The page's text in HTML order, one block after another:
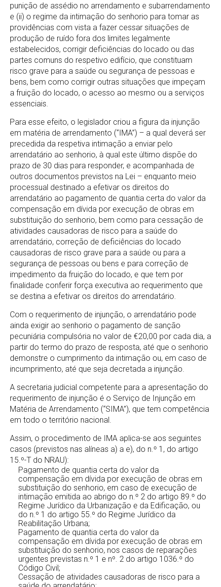
punição de assédio no arrendamento e subarrendamento
e (ii) o regime da intimação do senhorio para tomar as
providências com vista a fazer cessar situações de
produção de ruído fora dos limites legalmente
estabelecidos, corrigir deficiências do locado ou das
partes comuns do respetivo edifício, que constituam
risco grave para a saúde ou segurança de pessoas e
bens, bem como corrigir outras situações que impeçam
a fruição do locado, o acesso ao mesmo ou a serviços
essenciais.
Para esse efeito, o legislador criou a figura da injunção
em matéria de arrendamento (“IMA”) – a qual deverá ser
precedida da respetiva intimação a enviar pelo
arrendatário ao senhorio, à qual este último dispõe do
prazo de 30 dias para responder, e acompanhada de
outros documentos previstos na Lei – enquanto meio
processual destinado a efetivar os direitos do
arrendatário ao pagamento de quantia certa do valor da
compensação em dívida por execução de obras em
substituição do senhorio, bem como para cessação de
atividades causadoras de risco para a saúde do
arrendatário, correção de deficiências do locado
causadoras de risco grave para a saúde ou para a
segurança de pessoas ou bens e para correção de
impedimento da fruição do locado, e que tem por
finalidade conferir força executiva ao requerimento que
se destina a efetivar os direitos do arrendatário.
Com o requerimento de injunção, o arrendatário pode
ainda exigir ao senhorio o pagamento de sanção
pecuniária compulsória no valor de €20,00 por cada dia, a
partir do termo do prazo de resposta, até que o senhorio
demonstre o cumprimento da intimação ou, em caso de
incumprimento, até que seja decretada a injunção.
A secretaria judicial competente para a apresentação do
requerimento de injunção é o Serviço de Injunção em
Matéria de Arrendamento (“SIMA”), que tem competência
em todo o território nacional.
Assim, o procedimento de IMA aplica-se aos seguintes
casos (previstos nas alíneas a) a e), do n.º 1, do artigo
15.º-T do NRAU):
Pagamento de quantia certa do valor da
compensação em dívida por execução de obras em
substituição do senhorio, em caso de execução de
intimação emitida ao abrigo do n.º 2 do artigo 89.º do
Regime Jurídico da Urbanização e da Edificação, ou
do n.º 1 do artigo 55.º do Regime Jurídico da
Reabilitação Urbana;
Pagamento de quantia certa do valor da
compensação em dívida por execução de obras em
substituição do senhorio, nos casos de reparações
urgentes previstas n.º 1 e nº. 2 do artigo 1036.º do
Código Civil;
Cessação de atividades causadoras de risco para a